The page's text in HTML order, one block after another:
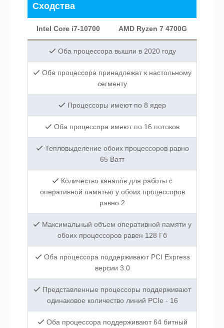
Сходства
Intel Core i7-10700 AMD Ryzen 7 4700G
Оба процессора вышли в 2020 году
Оба процессора принадлежат к настольному
сегменту
Процессоры имеют по 8 ядер
Оба процессора имеют по 16 потоков
Тепловыделение обоих процессоров равно
65 Ватт
Количество каналов для работы с
оперативной памятью у обоих процессоров
равно 2
Максимальный объем оперативной памяти у
обоих процессоров равен 128 Гб
Оба процессора поддерживают PCI Express
версии 3.0
Представленные процессоры поддерживают
одинаковое количество линий PCIe - 16
Оба процессора поддерживают 64 битный